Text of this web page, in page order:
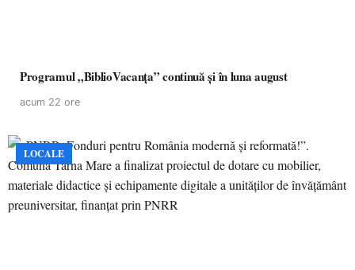
Programul „BiblioVacanța” continuă și în luna august
acum 22 ore
LOCALE